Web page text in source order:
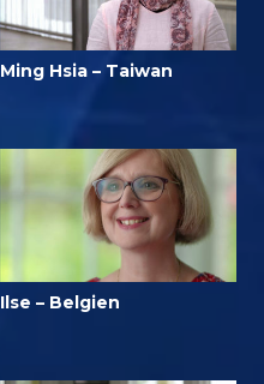
Ming Hsia – Taiwan
Ilse – Belgien